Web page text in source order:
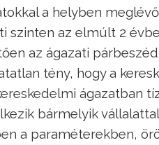
a helyben
szinten az elmúlt 2
az ágazati
tény, hogy a
ágazatban
bármelyik
a paraméterekben,